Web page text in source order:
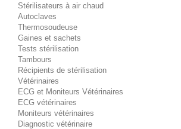
Stérilisateurs à air chaud
Autoclaves
Thermosoudeuse
Gaines et sachets
Tests stérilisation
Tambours
Récipients de stérilisation
Vétérinaires
ECG et Moniteurs Vétérinaires
ECG vétérinaires
Moniteurs vétérinaires
Diagnostic vétérinaire